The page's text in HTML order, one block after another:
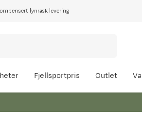
lynrask levering
Fjellsportpris Outlet